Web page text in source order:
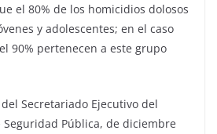
el 80% de los homicidios dolosos
y adolescentes; en el caso
90% pertenecen a este grupo
Secretariado Ejecutivo del
Pública, de diciembre